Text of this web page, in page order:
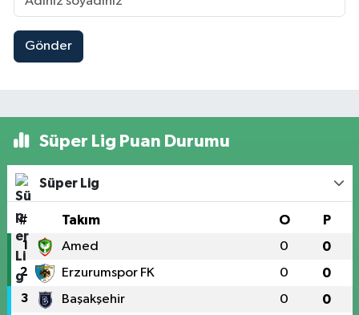
Gönder
Süper Lig Puan Durumu
Süper Lig
# Takım O P
1 Amed 0 0
2 Erzurumspor FK 0 0
3 Başakşehir 0 0